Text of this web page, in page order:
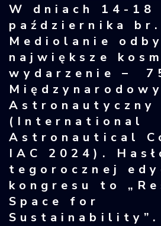
W dniach 14-18
października
Mediolanie
największe
wydarzenie –
Astronautyczny
(International
Astronautical
IAC 2024).
tegorocznej
kongresu to
Space for
Sustainability”.